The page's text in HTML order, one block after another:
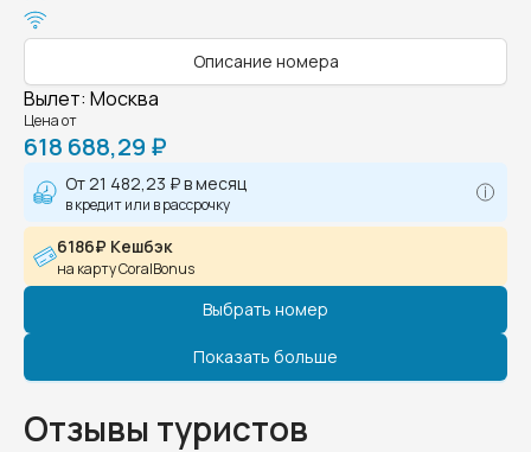
Описание номера
Вылет: Москва
Цена от
618 688,29 ₽
От 21 482,23 ₽в месяц
в кредит или в рассрочку
6186₽ Кешбэк
на карту CoralBonus
Выбрать номер
Показать больше
Отзывы туристов